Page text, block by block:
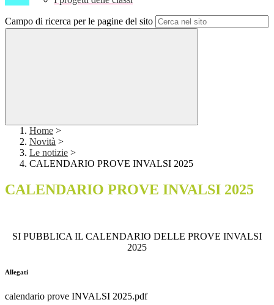
Campo di ricerca per le pagine del sito
Home >
Novità >
Le notizie >
CALENDARIO PROVE INVALSI 2025
CALENDARIO PROVE INVALSI 2025
SI PUBBLICA IL CALENDARIO DELLE PROVE INVALSI
2025
Allegati
calendario prove INVALSI 2025.pdf